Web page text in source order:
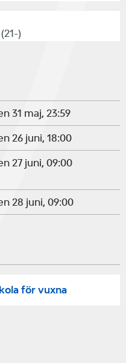
)
31 maj, 23:59
26 juni, 18:00
27 juni, 09:00
28 juni, 09:00
för vuxna